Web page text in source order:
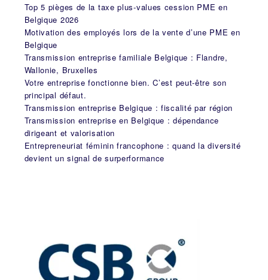
Top 5 pièges de la taxe plus-values cession PME en
Belgique 2026
Motivation des employés lors de la vente d’une PME en
Belgique
Transmission entreprise familiale Belgique : Flandre,
Wallonie, Bruxelles
Votre entreprise fonctionne bien. C’est peut-être son
principal défaut.
Transmission entreprise Belgique : fiscalité par région
Transmission entreprise en Belgique : dépendance
dirigeant et valorisation
Entrepreneuriat féminin francophone : quand la diversité
devient un signal de surperformance